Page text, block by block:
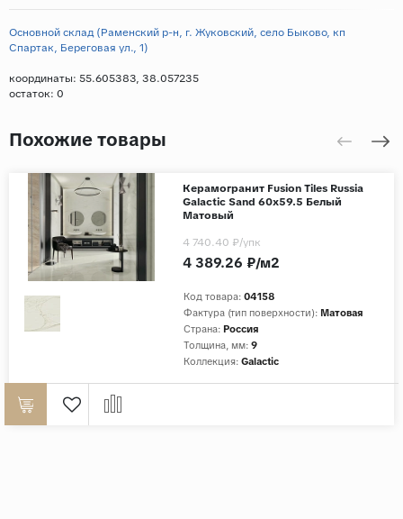
Основной склад (Раменский р-н, г. Жуковский, село Быково, кп
Спартак, Береговая ул., 1)
координаты: 55.605383, 38.057235
остаток: 0
Похожие товары
Керамогранит Fusion Tiles Russia
Galactic Sand 60x59.5 Белый
Матовый
Код товара: 04158
Фактура (тип поверхности): Матовая
Страна: Россия
Толщина, мм: 9
Коллекция: Galactic
4 389.26 ₽/м2
4 740.40 ₽/упк